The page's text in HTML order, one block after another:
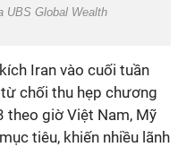
UBS Global Wealth
Iran vào cuối tuần
chối thu hẹp chương
theo giờ Việt Nam, Mỹ
tiêu, khiến nhiều lãnh